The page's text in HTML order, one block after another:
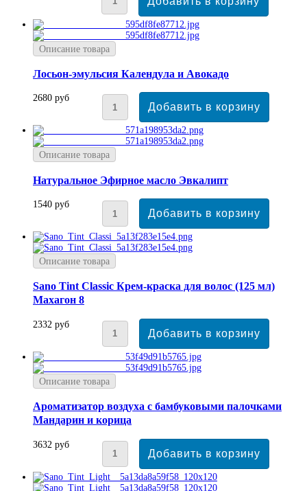
Описание товара
Лосьон-эмульсия Календула и Авокадо
2680 руб
Описание товара
Натуральное Эфирное масло Эвкалипт
1540 руб
Описание товара
Sano Tint Classic Крем-краска для волос (125 мл)
Махагон 8
2332 руб
Описание товара
Ароматизатор воздуха с бамбуковыми палочками
Мандарин и корица
3632 руб